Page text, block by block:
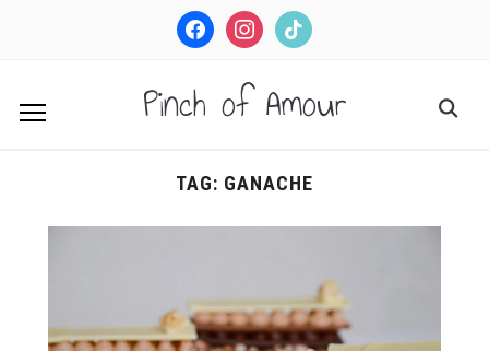
facebookinstagramtiktok
Pinch of Amour
TAG: GANACHE